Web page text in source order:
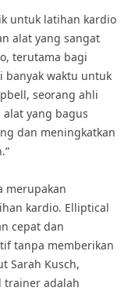
untuk latihan kardio
alat yang sangat
terutama bagi
banyak waktu untuk
seorang ahli
alat yang bagus
dan meningkatkan
merupakan
kardio. Elliptical
cepat dan
tanpa memberikan
Sarah Kusch,
trainer adalah